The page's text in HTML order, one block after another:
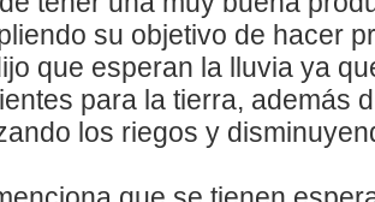
su objetivo de hacer
que esperan la lluvia ya
para la tierra, además
los riegos y